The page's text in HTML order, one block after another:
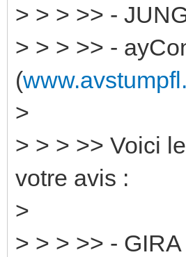
> > > >> -
> > > >> -
(
>
> > > >> Voici
votre avis :
>
> > > >> -